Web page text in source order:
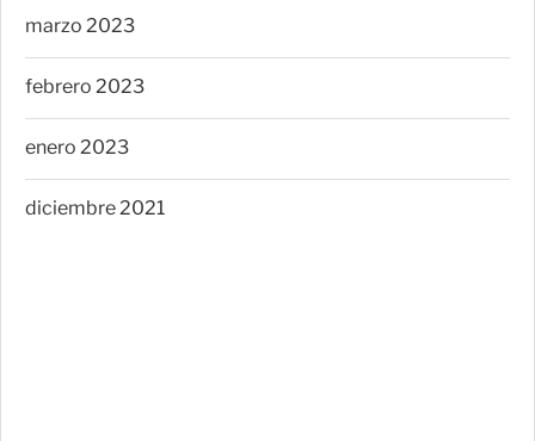
marzo 2023
febrero 2023
enero 2023
diciembre 2021